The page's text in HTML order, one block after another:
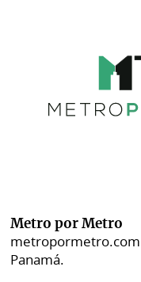
Metro por Metro
metropormetro.com
Panamá.